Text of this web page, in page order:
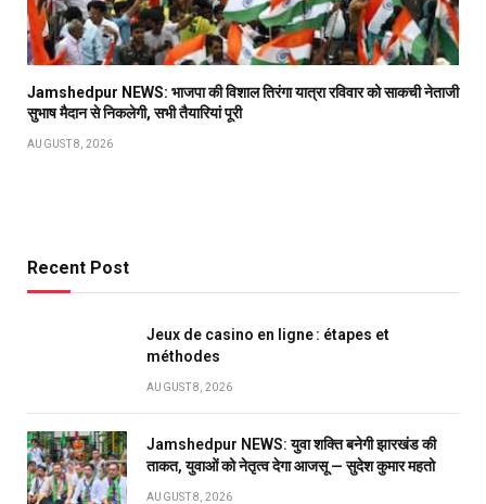
Jamshedpur NEWS: भाजपा की विशाल तिरंगा यात्रा रविवार को साकची नेताजी
सुभाष मैदान से निकलेगी, सभी तैयारियां पूरी
AUGUST 8, 2026
Recent Post
Jeux de casino en ligne : étapes et
méthodes
AUGUST 8, 2026
Jamshedpur NEWS: युवा शक्ति बनेगी झारखंड की
ताकत, युवाओं को नेतृत्व देगा आजसू — सुदेश कुमार महतो
AUGUST 8, 2026